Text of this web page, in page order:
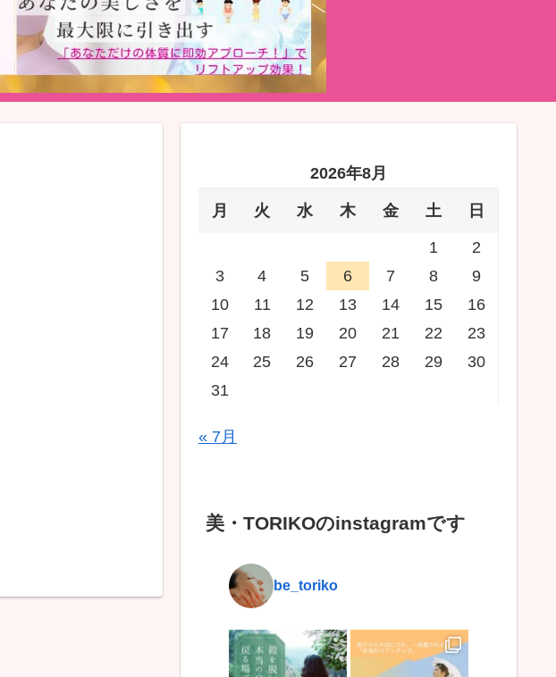
2026年8月
月 火 水 木 金 土 日
1
2
3
4 5 6 7 8
9
10
11 12 13 14 15
16
17
18 19 20 21 22
23
24
25 26 27 28 29
30
31
« 7月
美・TORIKOのinstagramです
be_toriko